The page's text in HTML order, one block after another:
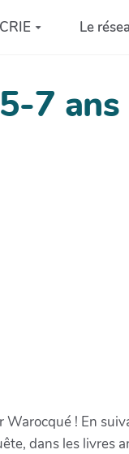
Le
7
! En
dans les